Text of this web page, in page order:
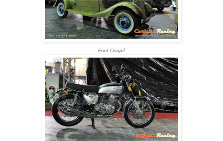
Ford Coupé